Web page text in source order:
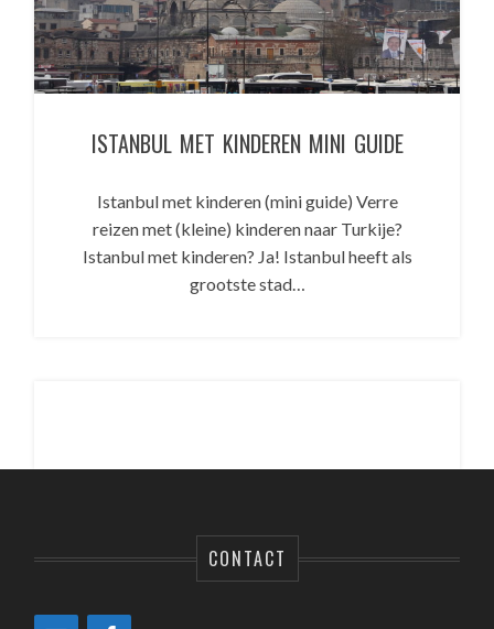
ISTANBUL MET KINDEREN MINI GUIDE
Istanbul met kinderen (mini guide) Verre
reizen met (kleine) kinderen naar Turkije?
Istanbul met kinderen? Ja! Istanbul heeft als
grootste stad…
CONTACT